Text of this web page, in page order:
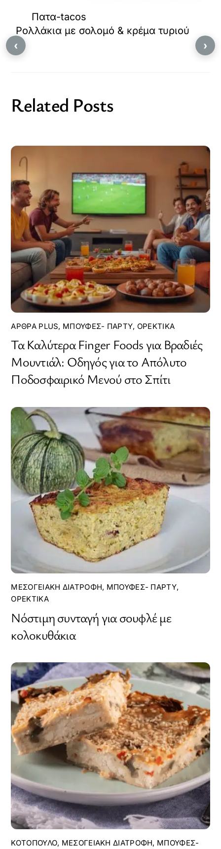
Πατα-tacos
Ρολλάκια με σολομό & κρέμα τυριού
Related Posts
ΆΡΘΡΑ PLUS, ΜΠΟΥΦΈΣ- ΠΆΡΤΥ, ΟΡΕΚΤΙΚΆ
Τα Καλύτερα Finger Foods για Βραδιές
Μουντιάλ: Οδηγός για το Απόλυτο
Ποδοσφαιρικό Μενού στο Σπίτι
ΜΕΣΟΓΕΙΑΚΉ ΔΙΑΤΡΟΦΉ, ΜΠΟΥΦΈΣ- ΠΆΡΤΥ,
ΟΡΕΚΤΙΚΆ
Νόστιμη συνταγή για σουφλέ με
κολοκυθάκια
ΚΟΤΌΠΟΥΛΟ, ΜΕΣΟΓΕΙΑΚΉ ΔΙΑΤΡΟΦΉ, ΜΠΟΥΦΈΣ-
‹ ›